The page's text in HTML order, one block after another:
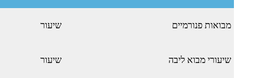
מבואות פנורמיים שיעור
שיעורי מבוא ליבה שיעור